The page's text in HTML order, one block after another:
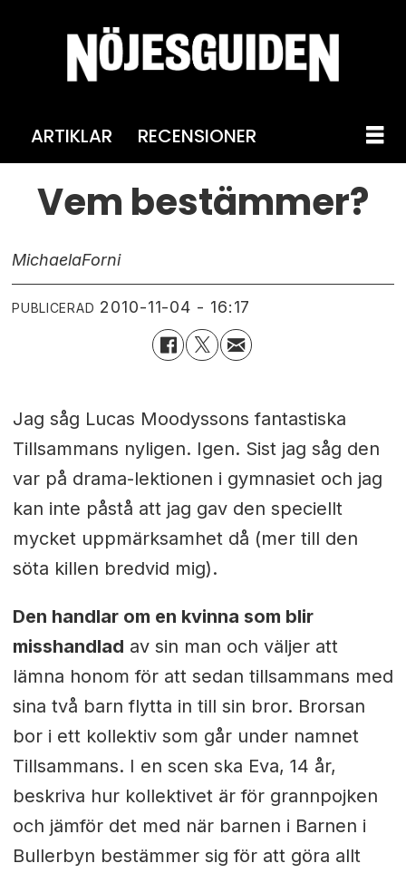
ARTIKLAR RECENSIONER
Vem bestämmer?
MichaelaForni
PUBLICERAD 2010-11-04 - 16:17
Jag såg Lucas Moodyssons fantastiska
Tillsammans nyligen. Igen. Sist jag såg den
var på drama-lektionen i gymnasiet och jag
kan inte påstå att jag gav den speciellt
mycket uppmärksamhet då (mer till den
söta killen bredvid mig).
Den handlar om en kvinna som blir
misshandlad av sin man och väljer att
lämna honom för att sedan tillsammans med
sina två barn flytta in till sin bror. Brorsan
bor i ett kollektiv som går under namnet
Tillsammans. I en scen ska Eva, 14 år,
beskriva hur kollektivet är för grannpojken
och jämför det med när barnen i Barnen i
Bullerbyn bestämmer sig för att göra allt